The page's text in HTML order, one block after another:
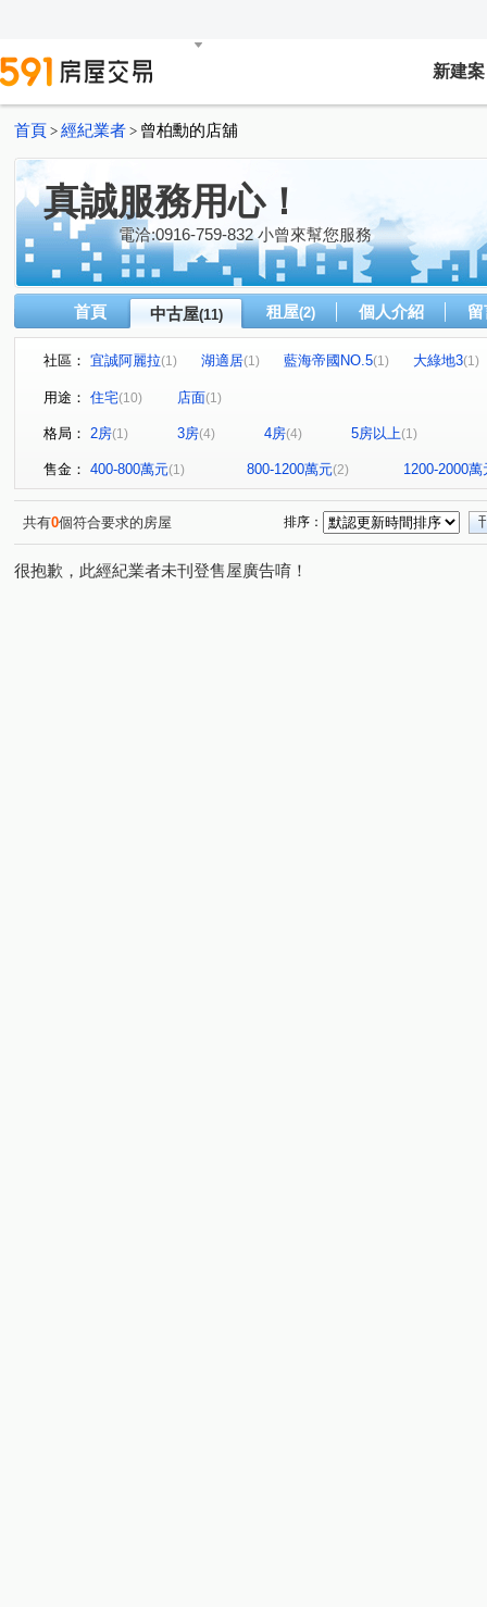
新建案
首頁 > 經紀業者 > 曾柏勳的店舖
真誠服務用心！
電洽:0916-759-832 小曾來幫您服務
首頁 中古屋(11) 租屋(2) 個人介紹
社區： 宜誠阿麗拉(1) 湖適居(1) 藍海帝國NO.5(1) 大綠地3(1)
鼎藏晶華
興仁路二段 福羚路 上海路 南平路二段
用途： 住宅(10) 店面(1)
格局： 2房(1) 3房(4) 4房(4) 5房以上(1)
售金： 400-800萬元(1) 800-1200萬元(2) 1200-2000萬
共有0個符合要求的房屋 排序：
很抱歉，此經紀業者未刊登售屋廣告唷！